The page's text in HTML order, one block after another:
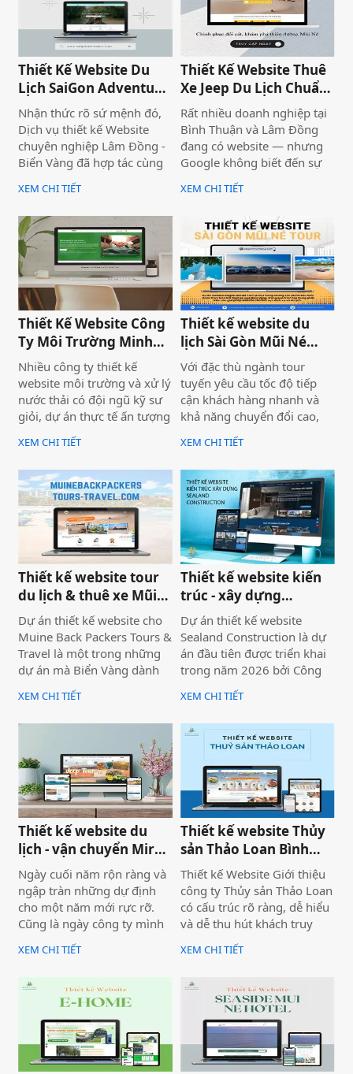
phức tạp.
Thiết Kế Website Du
Lịch SaiGon Adventure
- Top tour Saigon
Nhận thức rõ sứ mệnh đó,
Dịch vụ thiết kế Website
chuyên nghiệp Lâm Đồng -
Biển Vàng đã hợp tác cùng
thương hiệu SaiGon
Adventure để triển khai dự
cao cấp tại địa chỉ
saigonadventure.com. Dự
án không chỉ giúp SaiGon
Adventure khẳng định vị
thế dẫn đầu trong mảng
tour trải nghiệm Sài Gòn &
Việt Nam mà còn là minh
chứng cho năng lực công
nghệ và tư duy UX/UI hiện
đại từ Biển Vàng.
XEM CHI TIẾT
Thiết Kế Website Thuê
Xe Jeep Du Lịch Chuẩn
SEO 2026 | JoyJeep
Rất nhiều doanh nghiệp tại
Bình Thuận và Lâm Đồng
đang có website — nhưng
Google không biết đến sự
tồn tại của họ. Không có
khách từ tìm kiếm tự nhiên,
dung đều trở nên vô nghĩa.
Vấn đề không nằm ở nội
dung hay thiếu ngân sách
quảng cáo — mà nằm ngay
ở nền tảng: website chưa
được thiết kế chuẩn SEO
2026 từ đầu.
XEM CHI TIẾT
Thiết Kế Website Công
Ty Môi Trường Minh
Đạt - Lâm Đồng
Nhiều công ty thiết kế
website môi trường và xử lý
nước thải có đội ngũ kỹ sư
giỏi, dự án thực tế ấn tượng
— nhưng website lại sơ sài,
tải chậm, không có trên
B2B bị đối thủ có website
chuyên nghiệp hơn giành
mất, dù năng lực kỹ thuật
của bạn hoàn toàn vượt
XEM CHI TIẾT
Thiết kế website du
lịch Sài Gòn Mũi Né
Tour
Với đặc thù ngành tour
tuyến yêu cầu tốc độ tiếp
cận khách hàng nhanh và
khả năng chuyển đổi cao,
dự án không chỉ được xây
dựng như một website giới
định hướng trở thành một
công cụ hỗ trợ bán hàng
thực tế.
XEM CHI TIẾT
Thiết kế website tour
du lịch & thuê xe Mũi
Né
Dự án thiết kế website cho
Muine Back Packers Tours &
Travel là một trong những
dự án mà Biển Vàng dành
rất nhiều tâm huyết để triển
khai trọn vẹn cả về giao
dùng và hiệu quả vận hành
XEM CHI TIẾT
Thiết kế website kiến
trúc - xây dựng
Sealand Construction
Dự án thiết kế website
Sealand Construction là dự
án đầu tiên được triển khai
trong năm 2026 bởi Công
ty Thiết kế Website Biển
Vàng, mang ý nghĩa mở đầu
với định hướng chuyên
nghiệp, bài bản và bền
vững.
XEM CHI TIẾT
Thiết kế website du
lịch - vận chuyển Mira
tour Mũi Né
Ngày cuối năm rộn ràng và
ngập tràn những dự định
cho một năm mới rực rỡ.
Cũng là ngày công ty mình
bàn giao dự án thiết kế
website Mira Tour Mũi Né –
du lịch và thuê xe
XEM CHI TIẾT
Thiết kế website Thủy
sản Thảo Loan Bình
Thuận, Lâm Đồng
Thiết kế Website Giới thiệu
công ty Thủy sản Thảo Loan
có cấu trúc rõ ràng, dễ hiểu
và dễ thu hút khách truy
cập vào website giúp truyền
tải thông tin hiệu quả. Với
màu xanh dương và đỏ làm
nổi bật lên những nội dung
chính của website.
XEM CHI TIẾT